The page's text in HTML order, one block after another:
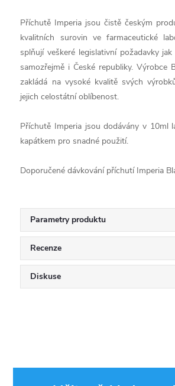
Příchutě Imperia jsou čistě českým
kvalitních surovin ve farmaceutické
splňují veškeré legislativní požadavky
samozřejmě i České republiky. Výrobce
zakládá na vysoké kvalitě svých
jejich celostátní oblíbenost.
Příchutě Imperia jsou dodávány v 10ml
kapátkem pro snadné použití.
Doporučené dávkování příchutí Imperia
Parametry produktu
Recenze
Diskuse